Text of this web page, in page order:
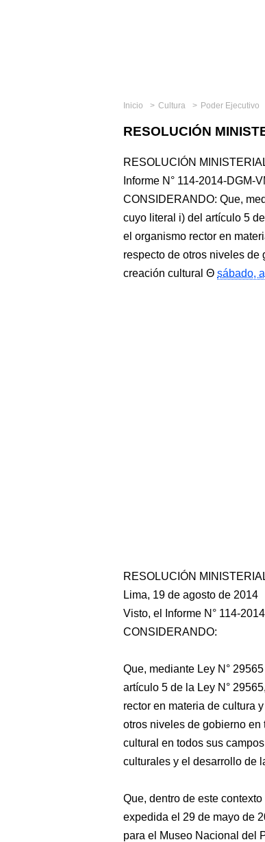
Inicio Cultura Poder Ejecutivo
RESOLUCIÓN
RESOLUCIÓN
Informe N° 114-2014-DGM-
CONSIDERANDO: Que,
cuyo literal i) del artículo 5
el organismo rector en
respecto de otros niveles
creación cultural
sábado,
RESOLUCIÓN
Lima, 19 de agosto de 2014
Visto, el Informe N° 114-
CONSIDERANDO:
Que, mediante Ley N°
artículo 5 de la Ley N°
rector en materia de cultura
otros niveles de gobierno
cultural en todos sus
culturales y el desarrollo de
Que, dentro de este
expedida el 29 de mayo de
para el Museo Nacional del